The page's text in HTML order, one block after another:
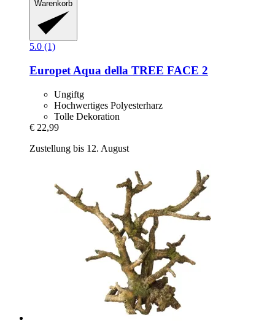
Warenkorb
5.0 (1)
Europet Aqua della TREE FACE 2
Ungiftg
Hochwertiges Polyesterharz
Tolle Dekoration
€ 22,99
Zustellung bis 12. August